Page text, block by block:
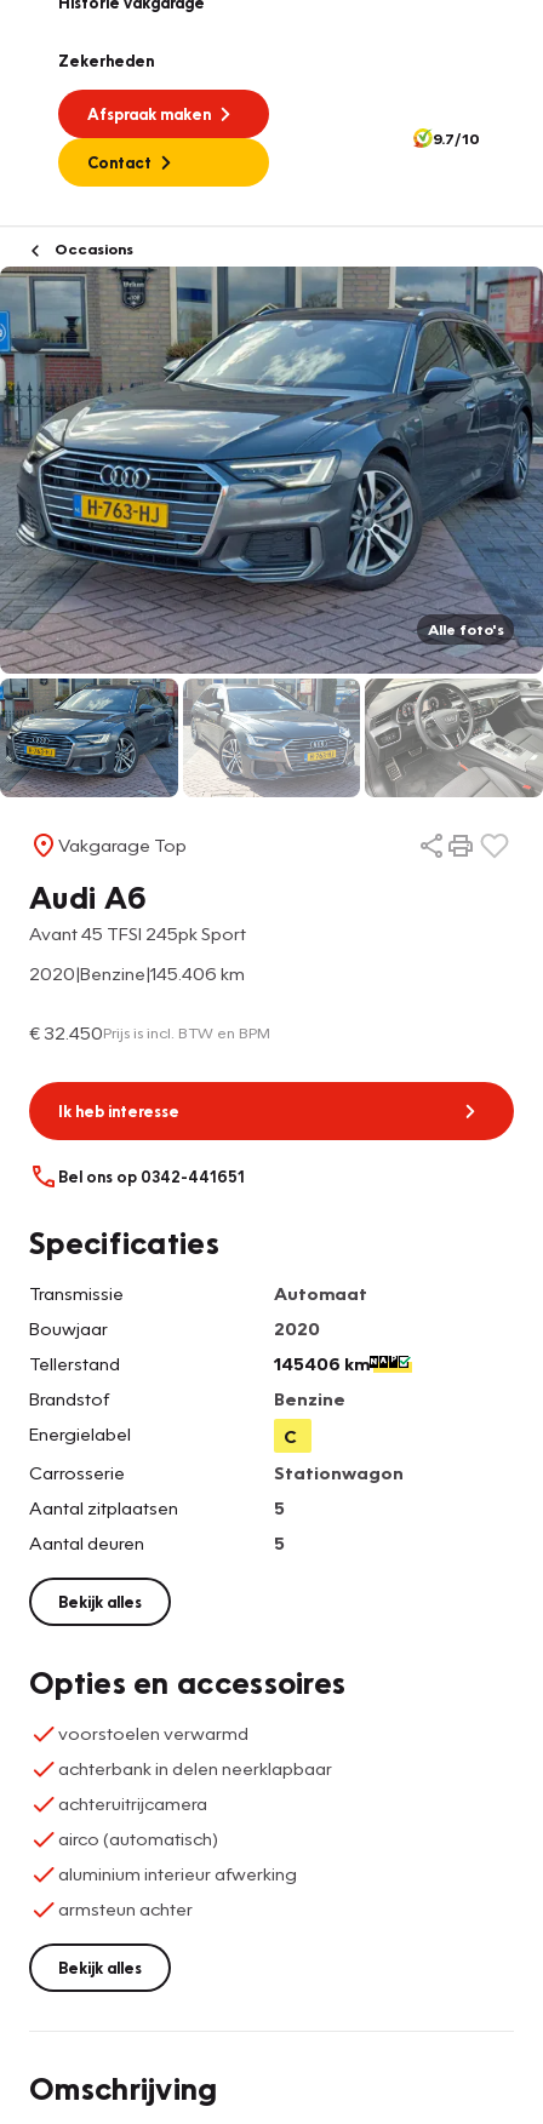
Zekerheden
Afspraak maken
Contact
9.7/10
Occasions
Alle foto's
Vakgarage Top
Audi A6
Avant 45 TFSI 245pk Sport
2020|Benzine|145.406 km
€ 32.450Prijs is incl. BTW en BPM
Ik heb interesse
Bel ons op 0342-441651
Specificaties
Transmissie
Automaat
Bouwjaar
2020
Tellerstand
145406 km
Brandstof
Benzine
Energielabel
C
Carrosserie
Stationwagon
Aantal zitplaatsen
5
Aantal deuren
5
Bekijk alles
Opties en accessoires
voorstoelen verwarmd
achterbank in delen neerklapbaar
achteruitrijcamera
airco (automatisch)
aluminium interieur afwerking
armsteun achter
Bekijk alles
Omschrijving